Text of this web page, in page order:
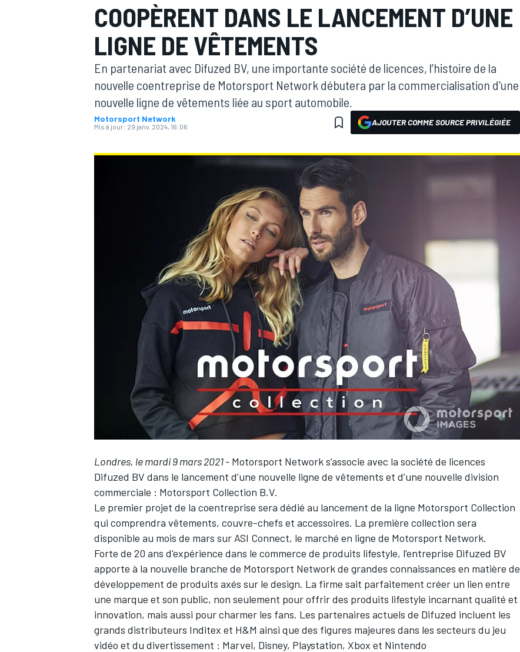
MOTOGP
WEC
COOPÈRENT DANS LE LANCEMENT D’UNE
LIGNE DE VÊTEMENTS
En partenariat avec Difuzed BV, une importante société de licences, l’histoire de la
nouvelle coentreprise de Motorsport Network débutera par la commercialisation d'une
nouvelle ligne de vêtements liée au sport automobile.
Motorsport Network
Mis à jour: 29 janv. 2024, 16:06 AJOUTER COMME SOURCE PRIVILÉGIÉE
Londres, le mardi 9 mars 2021 - Motorsport Networks’associe avec la société de licences
Difuzed BV dans le lancement d’une nouvelle ligne de vêtements et d’une nouvelle division
commerciale : Motorsport Collection B.V.
Le premier projet de la coentreprise sera dédié au lancement de la ligne Motorsport Collection
qui comprendra vêtements, couvre-chefs et accessoires. La première collection sera
disponible au mois de mars sur ASI Connect, le marché en ligne de Motorsport Network.
Forte de 20 ans d'expérience dans le commerce de produits lifestyle, l’entreprise Difuzed BV
apporte à la nouvelle branche de Motorsport Networkde grandes connaissances en matière de
développement de produits axés sur le design. La firme sait parfaitement créer un lien entre
une marque et son public, non seulement pour offrir des produits lifestyle incarnant qualité et
innovation, mais aussi pour charmer les fans. Les partenaires actuels de Difuzed incluent les
grands distributeurs Inditex et H&M ainsi que des figures majeures dans les secteurs du jeu
vidéo et du divertissement : Marvel, Disney, Playstation, Xbox et Nintendo